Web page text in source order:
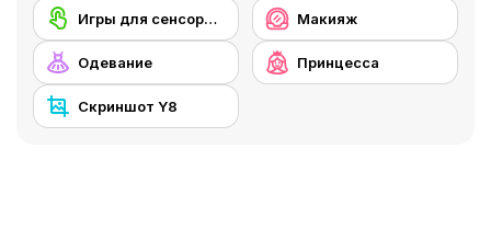
Игры для сенсорного экрана Макияж
Одевание Принцесса
Скриншот Y8